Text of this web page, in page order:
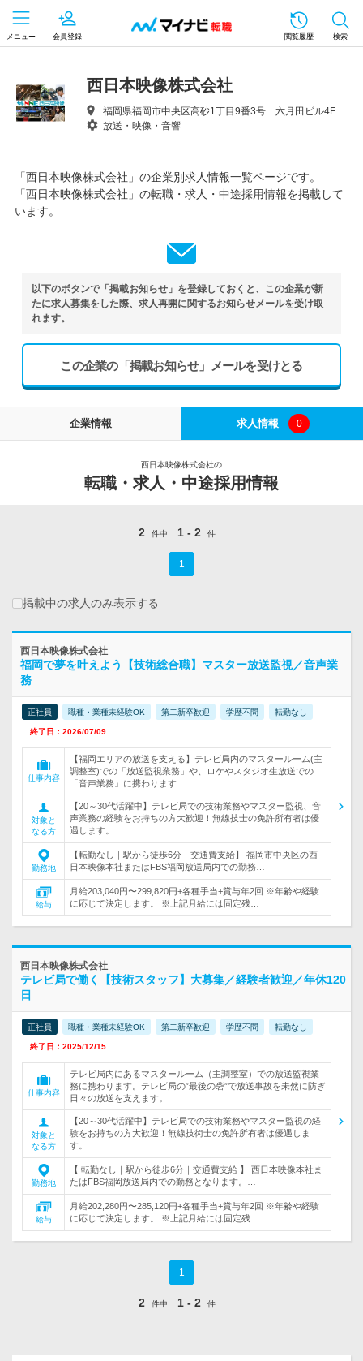
メニュー 会員登録 閲覧履歴 検索
西日本映像株式会社
福岡県福岡市中央区高砂1丁目9番3号 六月田ビル4F
放送・映像・音響
「西日本映像株式会社」の企業別求人情報一覧ページです。
「西日本映像株式会社」の転職・求人・中途採用情報を掲載して
います。
以下のボタンで「掲載お知らせ」を登録しておくと、この企業が新
たに求人募集をした際、求人再開に関するお知らせメールを受け取
れます。
この企業の「掲載お知らせ」メールを受けとる
企業情報 求人情報 0
西日本映像株式会社の
転職・求人・中途採用情報
2 件中 1 - 2 件
1
掲載中の求人のみ表示する
西日本映像株式会社
福岡で夢を叶えよう【技術総合職】マスター放送監視／音声業
務
正社員 職種・業種未経験OK 第二新卒歓迎 学歴不問 転勤なし
終了日：2026/07/09
仕事内容
【福岡エリアの放送を支える】テレビ局内のマスタールーム(主
調整室)での「放送監視業務」や、ロケやスタジオ生放送での
「音声業務」に携わります
対象と
なる方
【20～30代活躍中】テレビ局での技術業務やマスター監視、音
声業務の経験をお持ちの方大歓迎！無線技士の免許所有者は優
遇します。
勤務地
【転勤なし｜駅から徒歩6分｜交通費支給】 福岡市中央区の西
日本映像本社またはFBS福岡放送局内での勤務…
給与
月給203,040円〜299,820円+各種手当+賞与年2回 ※年齢や経験
に応じて決定します。 ※上記月給には固定残…
西日本映像株式会社
テレビ局で働く【技術スタッフ】大募集／経験者歓迎／年休120
日
正社員 職種・業種未経験OK 第二新卒歓迎 学歴不問 転勤なし
終了日：2025/12/15
仕事内容
テレビ局内にあるマスタールーム（主調整室）での放送監視業
務に携わります。テレビ局の”最後の砦”で放送事故を未然に防ぎ
日々の放送を支えます。
対象と
なる方
【20～30代活躍中】テレビ局での技術業務やマスター監視の経
験をお持ちの方大歓迎！無線技術士の免許所有者は優遇しま
す。
勤務地
【 転勤なし｜駅から徒歩6分｜交通費支給 】 西日本映像本社ま
たはFBS福岡放送局内での勤務となります。…
給与
月給202,280円〜285,120円+各種手当+賞与年2回 ※年齢や経験
に応じて決定します。 ※上記月給には固定残…
1
2 件中 1 - 2 件